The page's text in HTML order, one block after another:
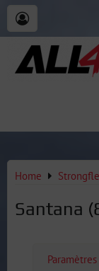
Home
Santana
Paramètres